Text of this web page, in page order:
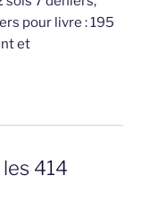
pour livre : 195
et
414